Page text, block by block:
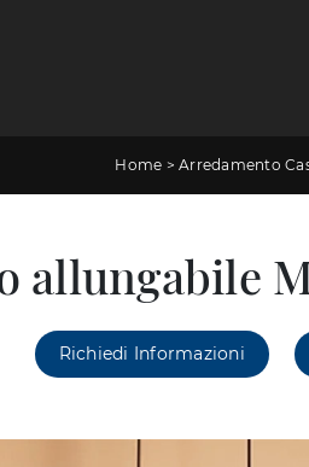
Home >Arredamento
allungabile
Richiedi Informazioni